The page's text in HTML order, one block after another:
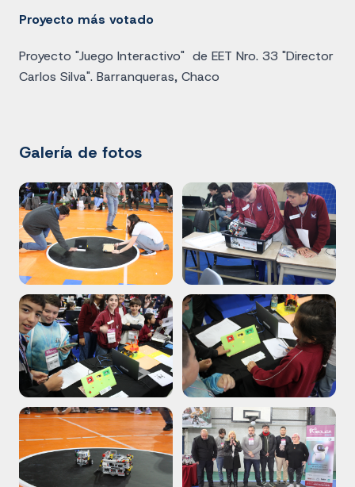
Proyecto más votado
Proyecto "Juego Interactivo" de EET Nro. 33 "Director
Carlos Silva". Barranqueras, Chaco
Galería de fotos